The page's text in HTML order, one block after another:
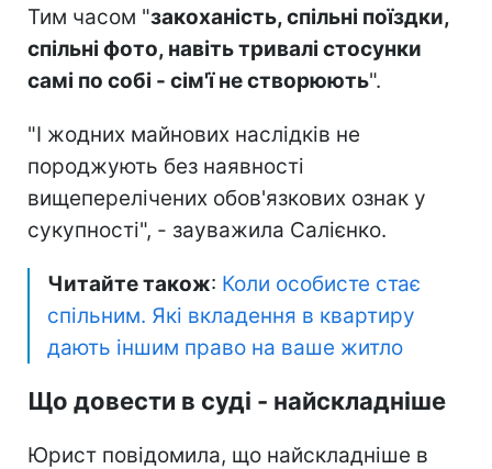
Тим часом "закоханість, спільні поїздки,
спільні фото, навіть тривалі стосунки
самі по собі - сім'ї не створюють".
"І жодних майнових наслідків не
породжують без наявності
вищеперелічених обов'язкових ознак у
сукупності", - зауважила Салієнко.
Читайте також: Коли особисте стає
спільним. Які вкладення в квартиру
дають іншим право на ваше житло
Що довести в суді - найскладніше
Юрист повідомила, що найскладніше в